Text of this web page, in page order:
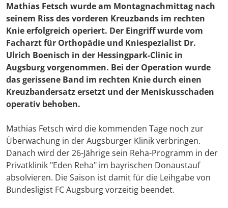
Mathias Fetsch wurde am Montagnachmittag nach
seinem Riss des vorderen Kreuzbands im rechten
Knie erfolgreich operiert. Der Eingriff wurde vom
Facharzt für Orthopädie und Kniespezialist Dr.
Ulrich Boenisch in der Hessingpark-Clinic in
Augsburg vorgenommen. Bei der Operation wurde
das gerissene Band im rechten Knie durch einen
Kreuzbandersatz ersetzt und der Meniskusschaden
operativ behoben.
Mathias Fetsch wird die kommenden Tage noch zur
Überwachung in der Augsburger Klinik verbringen.
Danach wird der 26-Jährige sein Reha-Programm in der
Privatklinik "Eden Reha" im bayrischen Donaustauf
absolvieren. Die Saison ist damit für die Leihgabe von
Bundesligist FC Augsburg vorzeitig beendet.